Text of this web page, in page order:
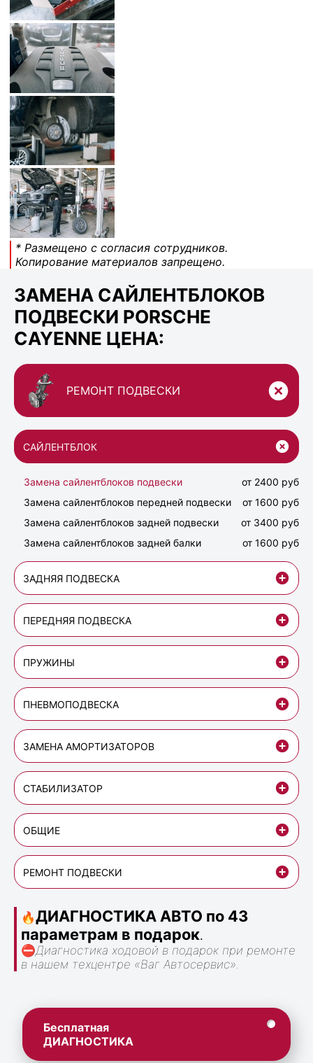
* Размещено с согласия сотрудников.
Копирование материалов запрещено.
ЗАМЕНА САЙЛЕНТБЛОКОВ
ПОДВЕСКИ PORSCHE
CAYENNE ЦЕНА:
РЕМОНТ ПОДВЕСКИ
САЙЛЕНТБЛОК
Замена сайлентблоков подвески
от 2400 руб
Замена сайлентблоков передней подвески
от 1600 руб
Замена сайлентблоков задней подвески
от 3400 руб
Замена сайлентблоков задней балки
от 1600 руб
ЗАДНЯЯ ПОДВЕСКА
ПЕРЕДНЯЯ ПОДВЕСКА
ПРУЖИНЫ
ПНЕВМОПОДВЕСКА
ЗАМЕНА АМОРТИЗАТОРОВ
СТАБИЛИЗАТОР
ОБЩИЕ
РЕМОНТ ПОДВЕСКИ
🔥ДИАГНОСТИКА АВТО по 43
параметрам в подарок.
⛔Диагностика ходовой в подарок при ремонте
в нашем техцентре «Ваг Автосервис».
Бесплатная
ДИАГНОСТИКА